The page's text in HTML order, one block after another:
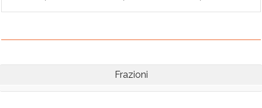
Frazioni